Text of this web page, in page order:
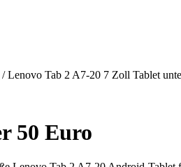
/Lenovo Tab 2 A7-20 7 Zoll Tablet
50 Euro